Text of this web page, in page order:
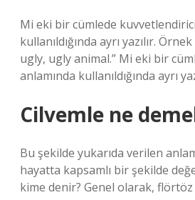
Mi eki bir cümlede
kullanıldığında ayrı yazılır.
ugly, ugly animal.” Mi eki bir
anlamında kullanıldığında ayrı
Cilvemle ne
Bu şekilde yukarıda verilen
hayatta kapsamlı bir şekilde
kime denir? Genel olarak,